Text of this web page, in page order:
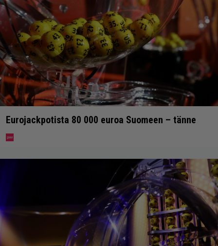
Eurojackpotista 80 000 euroa Suomeen – tänne